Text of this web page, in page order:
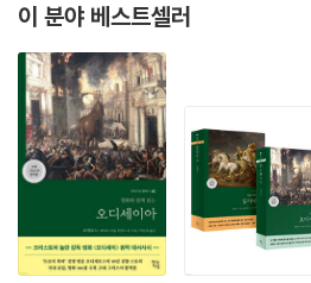
이 분야 베스트셀러